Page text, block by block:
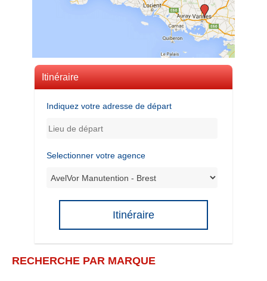
Itinéraire
Indiquez votre adresse de départ
Selectionner votre agence
Itinéraire
RECHERCHE PAR MARQUE